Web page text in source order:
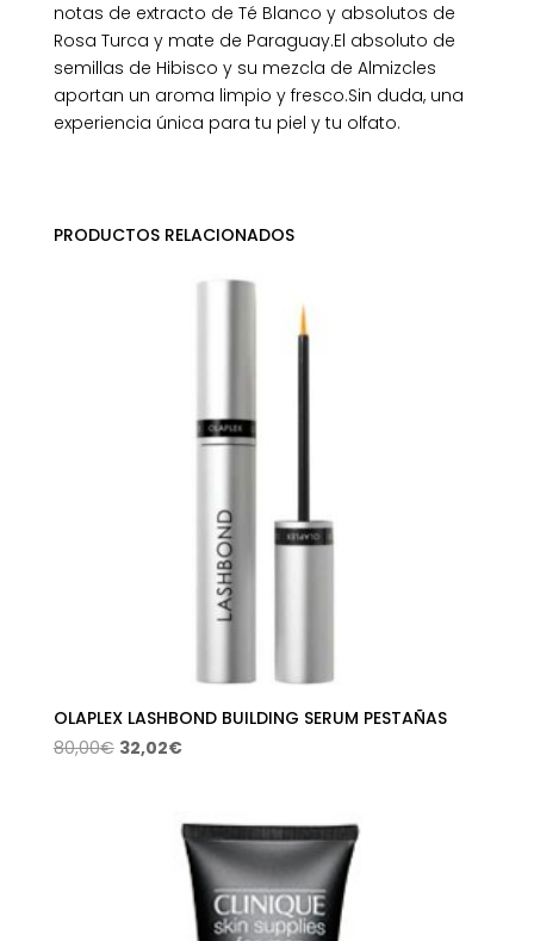
notas de extracto de Té Blanco y absolutos de
Rosa Turca y mate de Paraguay.El absoluto de
semillas de Hibisco y su mezcla de Almizcles
aportan un aroma limpio y fresco.Sin duda, una
experiencia única para tu piel y tu olfato.
PRODUCTOS RELACIONADOS
OLAPLEX LASHBOND BUILDING SERUM PESTAÑAS
80,00€ El
32,02€El
es:
32,02€.